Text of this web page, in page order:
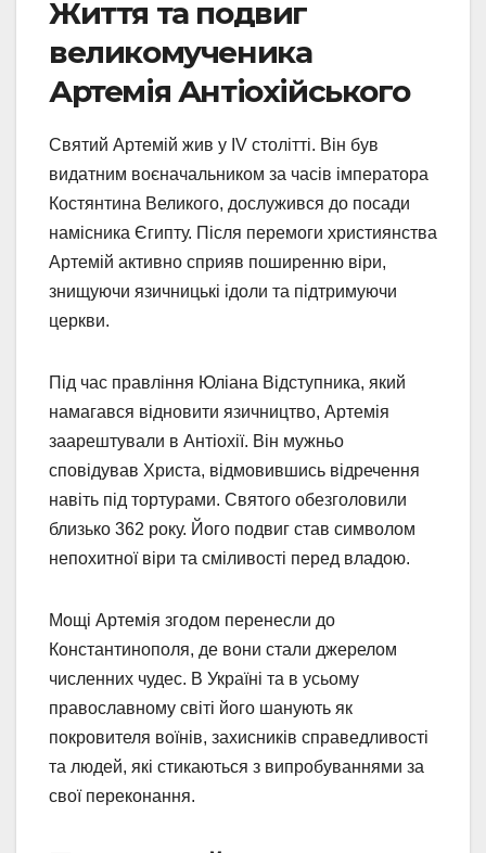
Життя та подвиг
великомученика
Артемія Антіохійського
Святий Артемій жив у IV столітті. Він був
видатним воєначальником за часів імператора
Костянтина Великого, дослужився до посади
намісника Єгипту. Після перемоги християнства
Артемій активно сприяв поширенню віри,
знищуючи язичницькі ідоли та підтримуючи
церкви.
Під час правління Юліана Відступника, який
намагався відновити язичництво, Артемія
заарештували в Антіохії. Він мужньо
сповідував Христа, відмовившись відречення
навіть під тортурами. Святого обезголовили
близько 362 року. Його подвиг став символом
непохитної віри та сміливості перед владою.
Мощі Артемія згодом перенесли до
Константинополя, де вони стали джерелом
численних чудес. В Україні та в усьому
православному світі його шанують як
покровителя воїнів, захисників справедливості
та людей, які стикаються з випробуваннями за
свої переконання.